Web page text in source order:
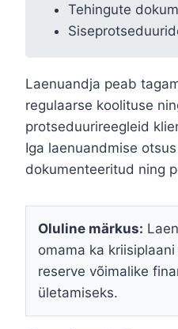
Tehingute
Laenuandja peab
regulaarse koolituse
protseduurireegleid
Iga laenuandmise
dokumenteeritud ning
Oluline märkus:
omama ka
reserve võimalike
ületamiseks.